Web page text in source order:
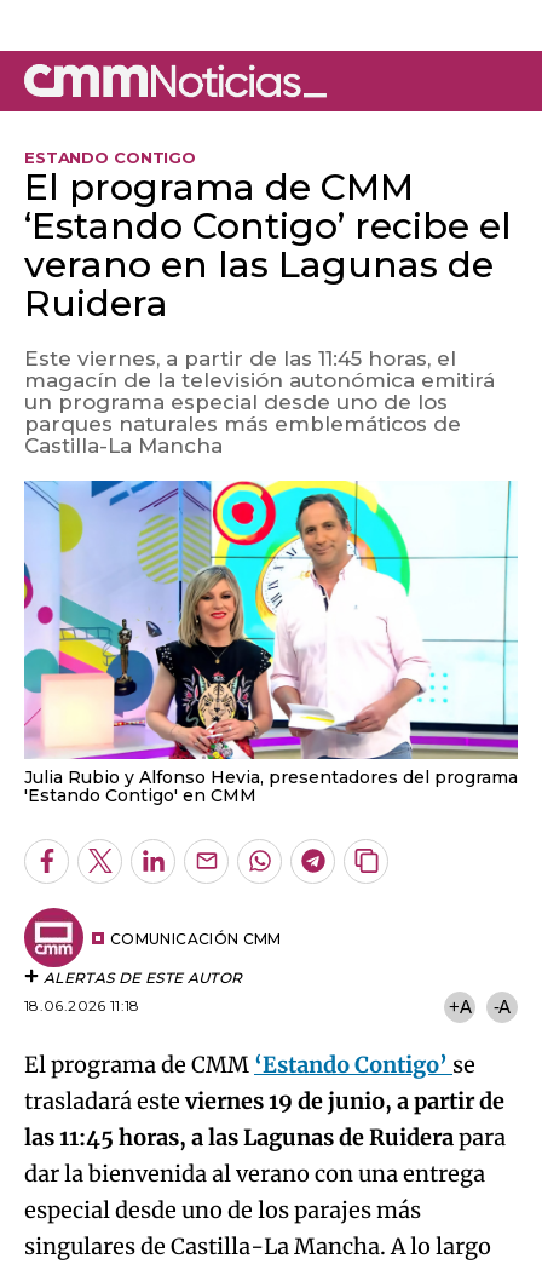
ESTANDO CONTIGO
El programa de CMM
‘Estando Contigo’ recibe el
verano en las Lagunas de
Ruidera
Este viernes, a partir de las 11:45 horas, el
magacín de la televisión autonómica emitirá
un programa especial desde uno de los
parques naturales más emblemáticos de
Castilla-La Mancha
Julia Rubio y Alfonso Hevia, presentadores del programa
'Estando Contigo' en CMM
Facebook
TwitterLinkedInEnviarWhatsapp
Telegram
Copiar
COMUNICACIÓN CMM
ALERTAS DE ESTE AUTOR
18.06.2026 11:18
+A -A
El programa de CMM ‘Estando Contigo’ se
trasladará esteviernes 19 de junio, a partir de
las 11:45 horas, a las Lagunas de Ruiderapara
dar la bienvenida al verano con una entrega
especial desde uno de los parajes más
singulares de Castilla-La Mancha. A lo largo